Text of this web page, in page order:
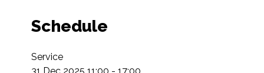
Schedule
Service